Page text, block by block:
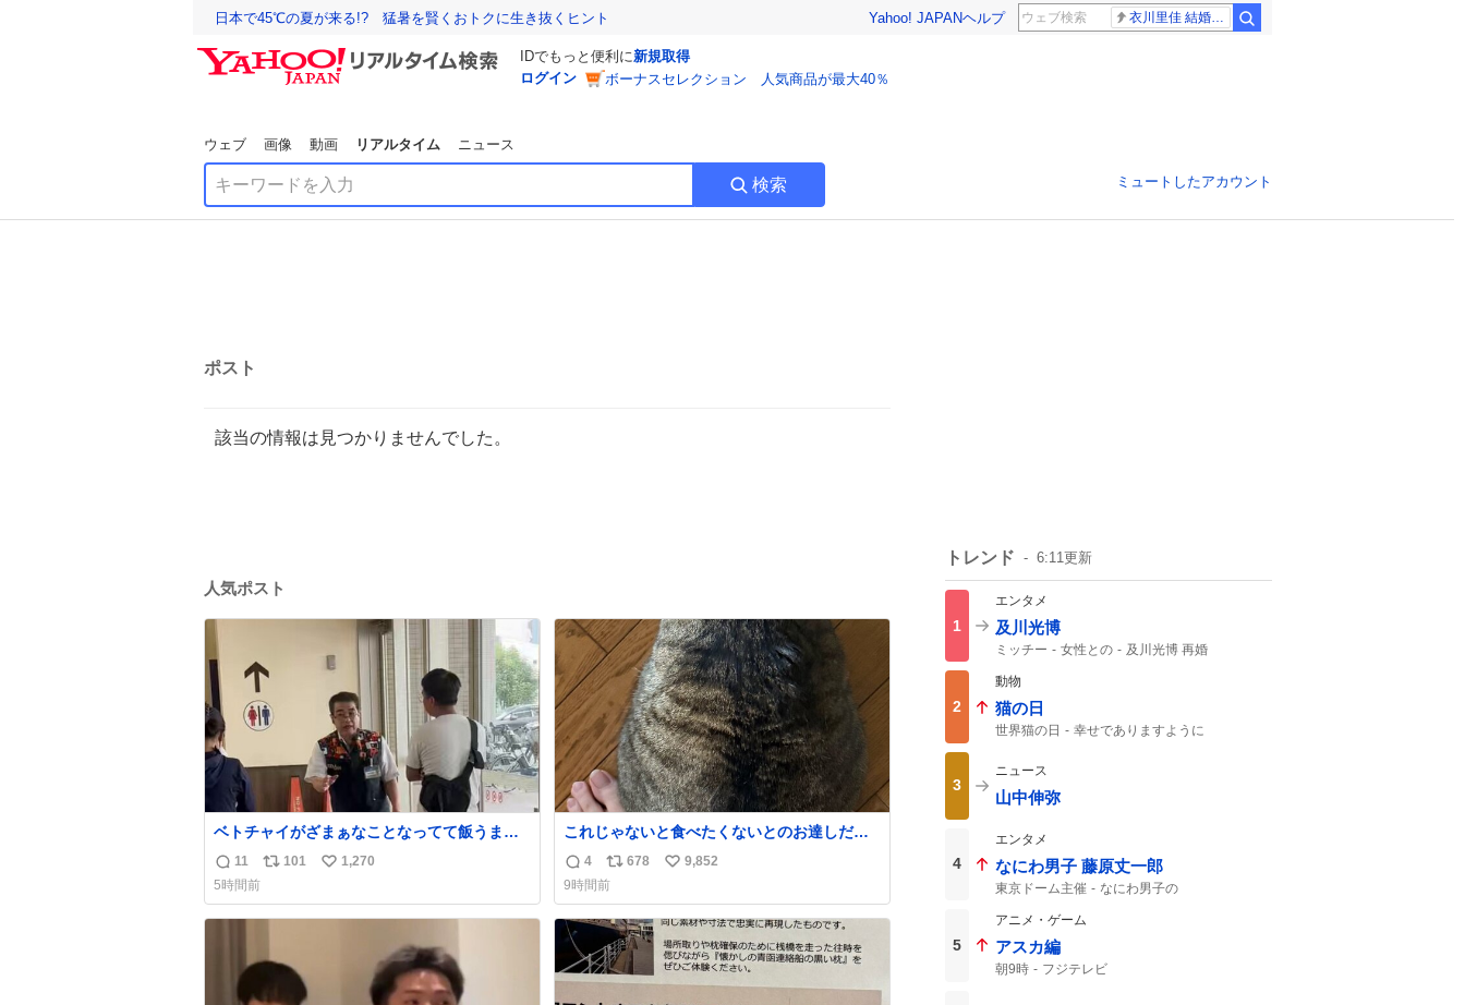
日本で45℃の夏が来る!? 猛暑を賢くおトクに生き抜くヒント Yahoo! JAPANヘルプ 衣川里佳 結婚発表
IDでもっと便利に新規取得
ログイン
ボーナスセレクション 人気商品が最大40％
ウェブ 画像 動画 リアルタイム ニュース
検索 ミュートしたアカウント
ポスト
該当の情報は見つかりませんでした。
人気ポスト
ベトチャイがざまぁなことなってて飯うます
ぎる〜〜〜！！！！！！！！ 店員さんの神対
応によって先頭並んでたのに列からハブられ
てたwwwwwwwwwwww
返
信
数
11
リ
ス
数
101
い
ね
1,270
5時間前
これじゃないと食べたくないとのお達しだっ
たので、しっぽ置き場係になっている
返
信
数
4
リ
ポ
ス
ト
数
678
い
ね
数
9,852
9時間前
トレンド 6:11更新
1
エンタメ
及川光博
ミッチー 女性との
及川光博 再婚
俳優として
2
動物
猫の日
世界猫の日
幸せでありますように
3
ニュース
山中伸弥
4
エンタメ
なにわ男子 藤原丈一郎
東京ドーム主催
なにわ男子の
東京ドーム
5
アニメ・ゲーム
アスカ編
朝9時 フジテレビ